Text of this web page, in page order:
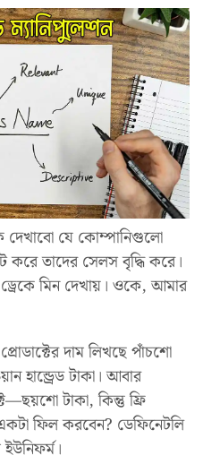
যে কোম্পানিগুলো
করে তাদের সেলস বৃদ্ধি করে।
মিন দেখায়। ওকে, আমার
দাম লিখছে পাঁচশো
হান্ড্রেড টাকা। আবার
টাকা, কিন্তু ফ্রি
ফিল করবেন? ডেফিনেটলি
ইউনিফর্ম।